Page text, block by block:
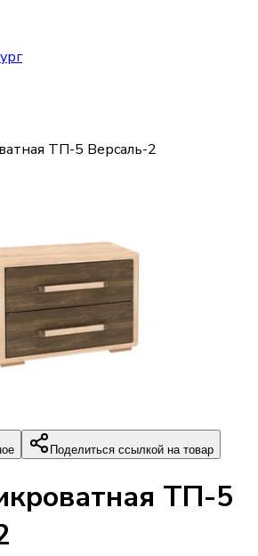
ТП-5 Версаль-2
Поделиться ссылкой на товар
ТП-5